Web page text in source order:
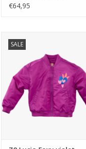
€64,95
SALE
TOEVOEGEN AAN